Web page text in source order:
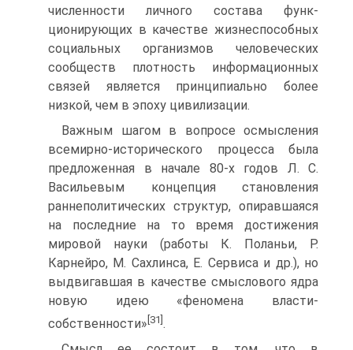
численности личного состава функ­
ционирующих в качестве жизнеспособных
социальных организмов челове­ческих
сообществ плотность информационных
связей является принципи­ально более
низкой, чем в эпоху цивилизации.
Важным шагом в вопросе осмысления
всемирно-исторического процес­са была
предложенная в начале 80-х годов Л. С.
Васильевым концепция ста­новления
раннеполитических структур, опиравшаяся
на последние на то время достижения
мировой науки (работы К. Поланьи, Р.
Карнейро, М. Сахлинса, Е. Сервиса и др.), но
выдвигавшая в качестве смыслового ядра
новую идею «феномена власти-
собственности» [31] .